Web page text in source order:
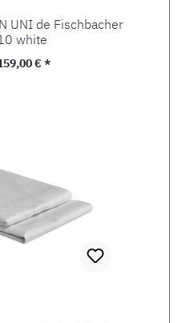
UNI de Fischbacher
white
€ *